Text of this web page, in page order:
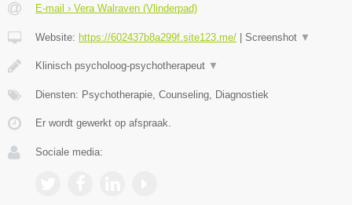
E-mail › Vera Walraven (Vlinderpad)
Website: https://602437b8a299f.site123.me/ | Screenshot ▼
Klinisch psycholoog-psychotherapeut ▼
Diensten: Psychotherapie, Counseling, Diagnostiek
Er wordt gewerkt op afspraak.
Sociale media: